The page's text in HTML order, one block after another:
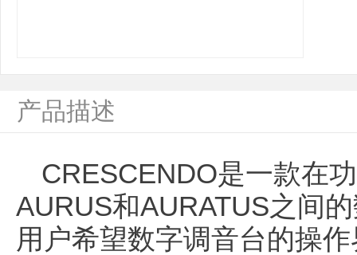
产品描述
CRESCENDO是一款在
AURUS和AURATUS之间
用户希望数字调音台的操